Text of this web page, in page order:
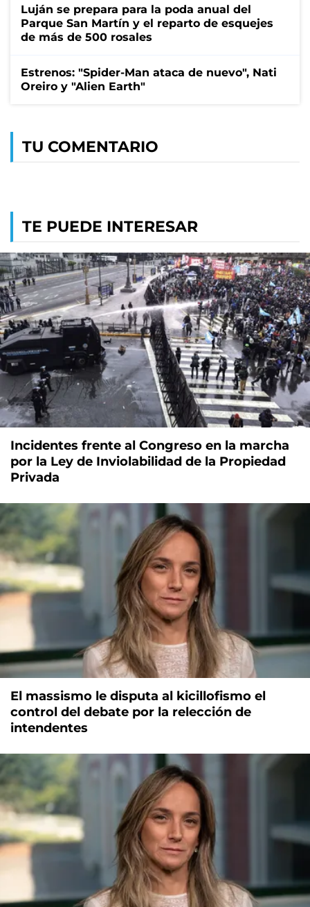
Luján se prepara para la poda anual del
Parque San Martín y el reparto de esquejes
de más de 500 rosales
Estrenos: "Spider-Man ataca de nuevo", Nati
Oreiro y "Alien Earth"
TU COMENTARIO
TE PUEDE INTERESAR
Incidentes frente al Congreso en la marcha
por la Ley de Inviolabilidad de la Propiedad
Privada
El massismo le disputa al kicillofismo el
control del debate por la relección de
intendentes